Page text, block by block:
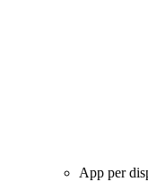
App per